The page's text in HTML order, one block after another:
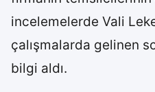
incelemelerde Vali
çalışmalarda gelinen
bilgi aldı.